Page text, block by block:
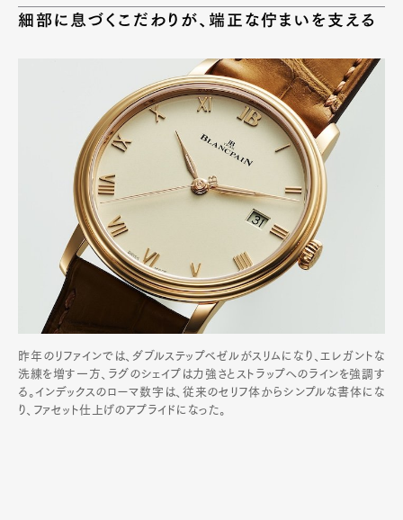
細部に息づくこだわりが、端正な佇まいを支える
昨年のリファインでは、ダブルステップベゼルがスリムになり、エレガントな
洗練を増す一方、ラグのシェイプは力強さとストラップへのラインを強調す
る。インデックスのローマ数字は、従来のセリフ体からシンプルな書体にな
り、ファセット仕上げのアプライドになった。